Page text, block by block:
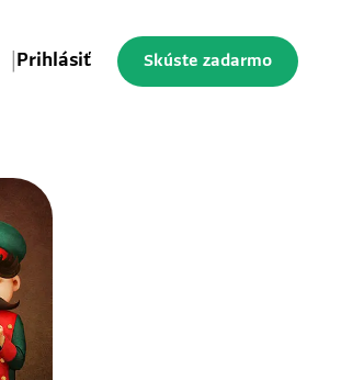
Prihlásiť Skúste zadarmo